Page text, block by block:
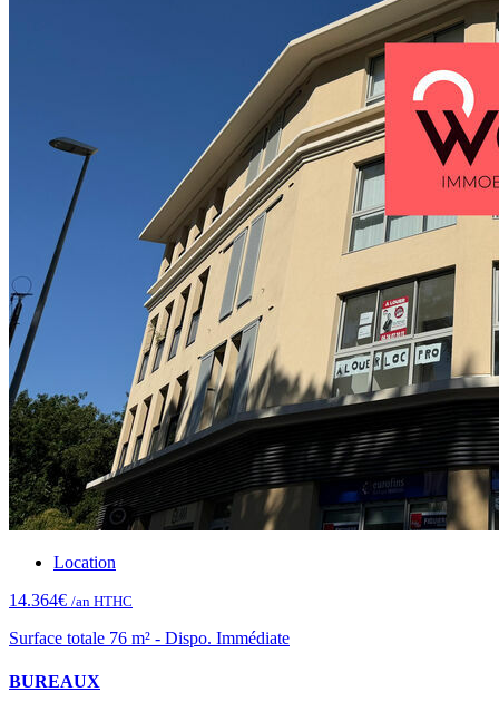
Location
14.364€ /an HTHC
Surface totale 76 m² - Dispo. Immédiate
BUREAUX